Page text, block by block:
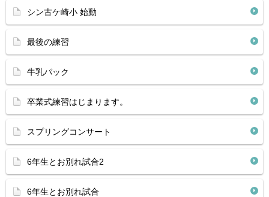
シン古ケ崎小 始動
最後の練習
牛乳パック
卒業式練習はじまります。
スプリングコンサート
6年生とお別れ試合2
6年生とお別れ試合